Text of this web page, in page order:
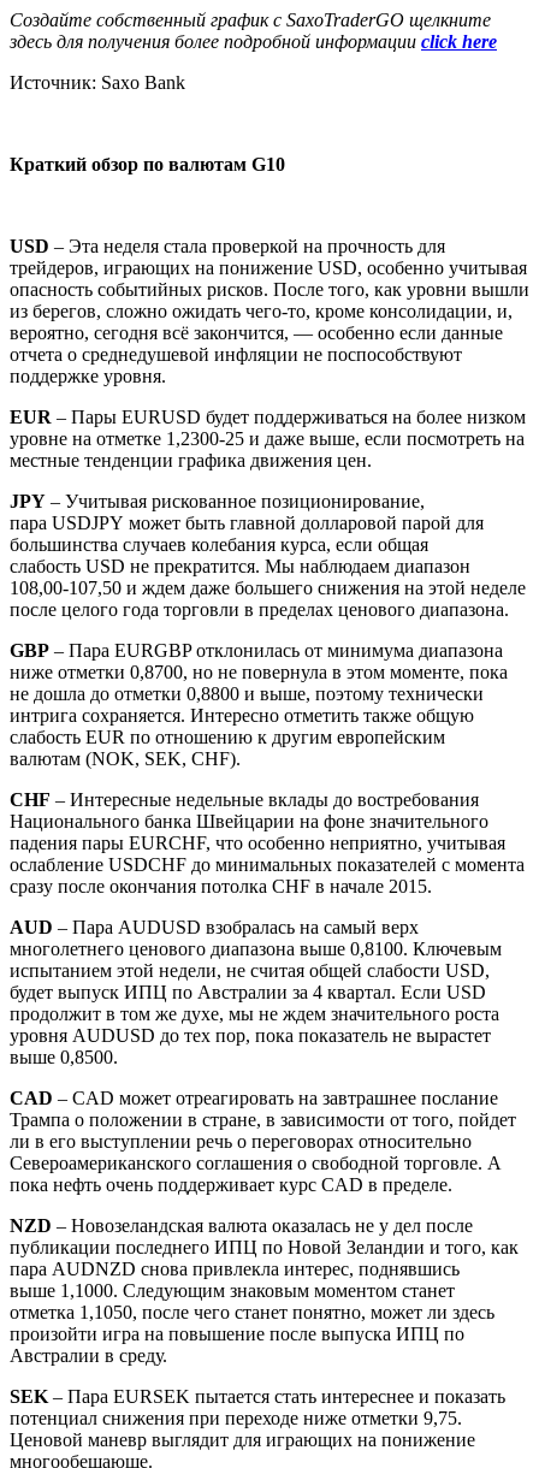
Создайте собственный график с SaxoTraderGO щелкните
здесь для получения более подробной информации click here
Источник: Saxo Bank
Краткий обзор по валютам G10
USD – Эта неделя стала проверкой на прочность для
трейдеров, играющих на понижение USD, особенно учитывая
опасность событийных рисков. После того, как уровни вышли
из берегов, сложно ожидать чего-то, кроме консолидации, и,
вероятно, сегодня всё закончится, — особенно если данные
отчета о среднедушевой инфляции не поспособствуют
поддержке уровня.
EUR – Пары EURUSD будет поддерживаться на более низком
уровне на отметке 1,2300-25 и даже выше, если посмотреть на
местные тенденции графика движения цен.
JPY – Учитывая рискованное позиционирование,
пара USDJPY может быть главной долларовой парой для
большинства случаев колебания курса, если общая
слабость USD не прекратится. Мы наблюдаем диапазон
108,00-107,50 и ждем даже большего снижения на этой неделе
после целого года торговли в пределах ценового диапазона.
GBP – Пара EURGBP отклонилась от минимума диапазона
ниже отметки 0,8700, но не повернула в этом моменте, пока
не дошла до отметки 0,8800 и выше, поэтому технически
интрига сохраняется. Интересно отметить также общую
слабость EUR по отношению к другим европейским
валютам (NOK, SEK, CHF).
CHF – Интересные недельные вклады до востребования
Национального банка Швейцарии на фоне значительного
падения пары EURCHF, что особенно неприятно, учитывая
ослабление USDCHF до минимальных показателей с момента
сразу после окончания потолка CHF в начале 2015.
AUD – Пара AUDUSD взобралась на самый верх
многолетнего ценового диапазона выше 0,8100. Ключевым
испытанием этой недели, не считая общей слабости USD,
будет выпуск ИПЦ по Австралии за 4 квартал. Если USD
продолжит в том же духе, мы не ждем значительного роста
уровня AUDUSD до тех пор, пока показатель не вырастет
выше 0,8500.
CAD – CAD может отреагировать на завтрашнее послание
Трампа о положении в стране, в зависимости от того, пойдет
ли в его выступлении речь о переговорах относительно
Североамериканского соглашения о свободной торговле. А
пока нефть очень поддерживает курс CAD в пределе.
NZD – Новозеландская валюта оказалась не у дел после
публикации последнего ИПЦ по Новой Зеландии и того, как
пара AUDNZD снова привлекла интерес, поднявшись
выше 1,1000. Следующим знаковым моментом станет
отметка 1,1050, после чего станет понятно, может ли здесь
произойти игра на повышение после выпуска ИПЦ по
Австралии в среду.
SEK – Пара EURSEK пытается стать интереснее и показать
потенциал снижения при переходе ниже отметки 9,75.
Ценовой маневр выглядит для играющих на понижение
многообещающе.